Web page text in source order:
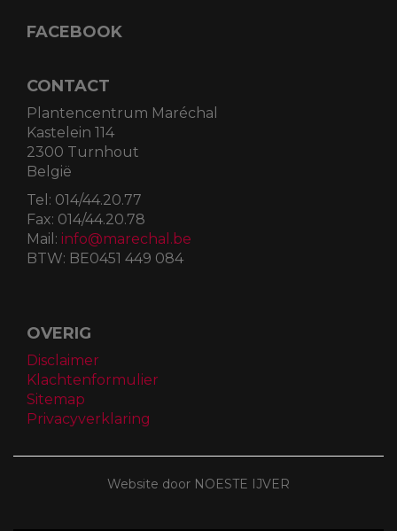
FACEBOOK
CONTACT
Plantencentrum Maréchal
Kastelein 114
2300 Turnhout
België
Tel: 014/44.20.77
Fax: 014/44.20.78
Mail: info@marechal.be
BTW: BE0451 449 084
OVERIG
Disclaimer
Klachtenformulier
Sitemap
Privacyverklaring
Website door NOESTE IJVER